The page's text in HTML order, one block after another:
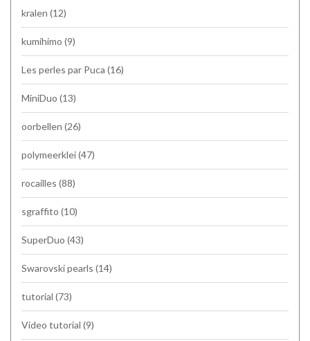
kralen (12)
kumihimo (9)
Les perles par Puca (16)
MiniDuo (13)
oorbellen (26)
polymeerklei(47)
rocailles (88)
sgraffito (10)
SuperDuo (43)
Swarovski pearls (14)
tutorial (73)
Video tutorial (9)